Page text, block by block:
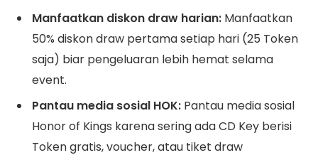
Manfaatkan diskon draw harian: Manfaatkan
50% diskon draw pertama setiap hari (25 Token
saja) biar pengeluaran lebih hemat selama
event.
Pantau media sosial HOK: Pantau media sosial
Honor of Kings karena sering ada CD Key berisi
Token gratis, voucher, atau tiket draw